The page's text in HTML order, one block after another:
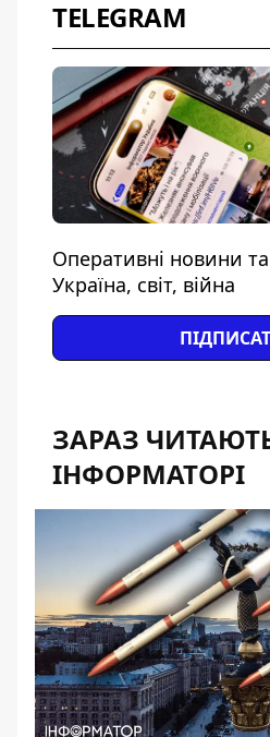
TELEGRAM
Оперативні новини
Україна, світ, війна
ЗАРАЗ
ІНФОРМАТОРІ